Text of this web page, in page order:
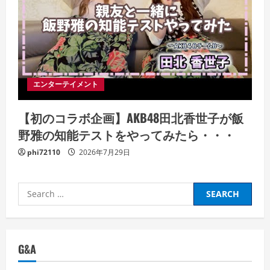
エンターテイメント
【初のコラボ企画】AKB48田北香世子が飯
野雅の知能テストをやってみたら・・・
phi72110 2026年7月29日
Search
for:
G&A